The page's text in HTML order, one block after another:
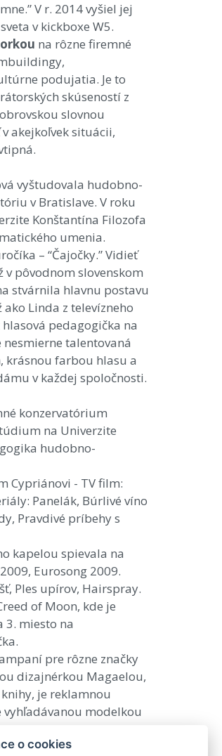
V r. 2014 vyšiel jej
v kickboxe W5.
na rôzne firemné
podujatia. Je to
skúseností z
slovnou
akejkoľvek situácii,
vyštudovala hudobno-
v Bratislave. V roku
Konštantína Filozofa
umenia.
– “Čajočky.” Vidieť
v pôvodnom slovenskom
stvárnila hlavnu postavu
ako Linda z televízneho
pedagogička na
talentovaná
krásnou farbou hlasu a
v každej spoločnosti.
konzervatórium
na Univerzite
hudobno-
Cypriánovi - TV film:
Panelák, Búrlivé víno
Pravdivé príbehy s
kapelou spievala na
Eurosong 2009.
Ples upírov, Hairspray.
of Moon, kde je
3. miesto na
pre rôzne značky
dizajnérkou Magaelou,
je reklamnou
modelkou
o cookies